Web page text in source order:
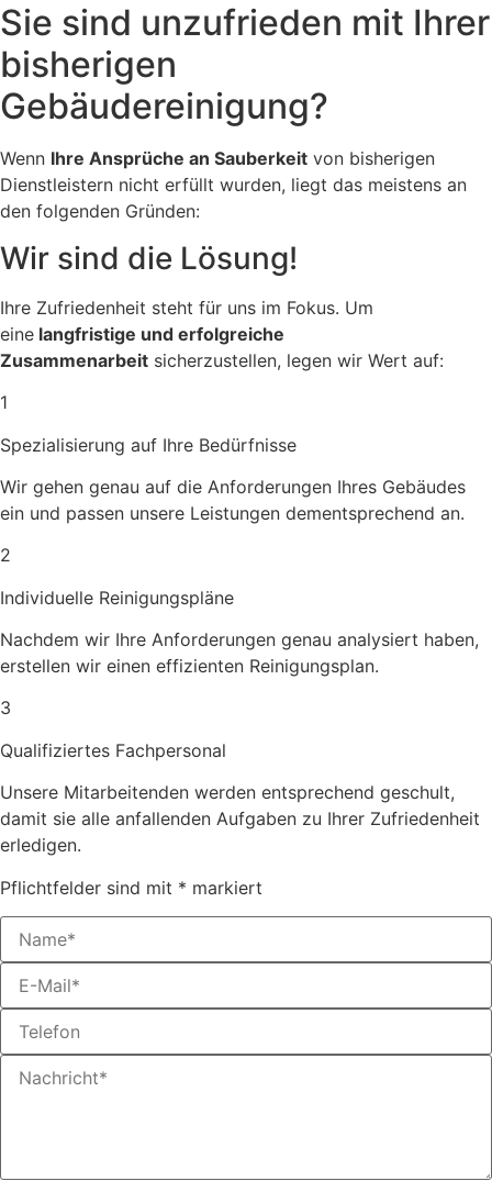
Sie sind unzufrieden mit Ihrer
bisherigen
Gebäudereinigung?
Wenn Ihre Ansprüche an Sauberkeit von bisherigen
Dienstleistern nicht erfüllt wurden, liegt das meistens an
den folgenden Gründen:
Wir sind die Lösung!
Ihre Zufriedenheit steht für uns im Fokus. Um
eine langfristige und erfolgreiche
Zusammenarbeit sicherzustellen, legen wir Wert auf:
1
Spezialisierung auf Ihre Bedürfnisse
Wir gehen genau auf die Anforderungen Ihres Gebäudes
ein und passen unsere Leistungen dementsprechend an.
2
Individuelle Reinigungspläne
Nachdem wir Ihre Anforderungen genau analysiert haben,
erstellen wir einen effizienten Reinigungsplan.
3
Qualifiziertes Fachpersonal
Unsere Mitarbeitenden werden entsprechend geschult,
damit sie alle anfallenden Aufgaben zu Ihrer Zufriedenheit
erledigen.
Pflichtfelder sind mit * markiert